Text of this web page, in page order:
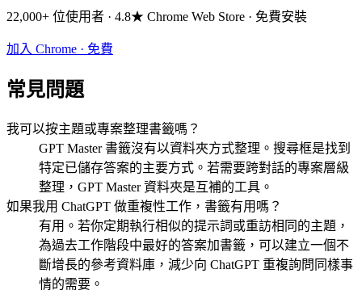
22,000+ 位使用者 · 4.8★ Chrome Web Store · 免費安裝
加入 Chrome · 免費
常見問題
我可以按主題或專案整理書籤嗎？
GPT Master 書籤沒有以資料夾方式整理。搜尋框是找到
特定已儲存答案的主要方式。若需要跨對話的專案層級
整理，GPT Master 資料夾是互補的工具。
如果我用 ChatGPT 做重複性工作，書籤有用嗎？
有用。若你定期執行相似的提示詞或重訪相同的主題，
為過去工作階段中最好的答案加書籤，可以建立一個不
斷增長的參考資料庫，減少向 ChatGPT 重複詢問同樣事
情的需要。